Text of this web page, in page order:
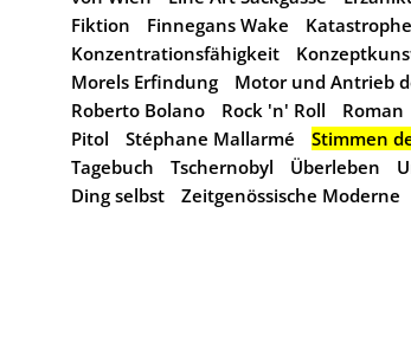
Fiktion
Finnegans Wake
Konzentrationsfähigkeit
Morels Erfindung
Motor und Antrieb
Roberto Bolano
Rock 'n' Roll Roman
Pitol
Stéphane Mallarmé Stimmen
Tagebuch
Tschernobyl Überleben
Ding selbst
Zeitgenössische Moderne